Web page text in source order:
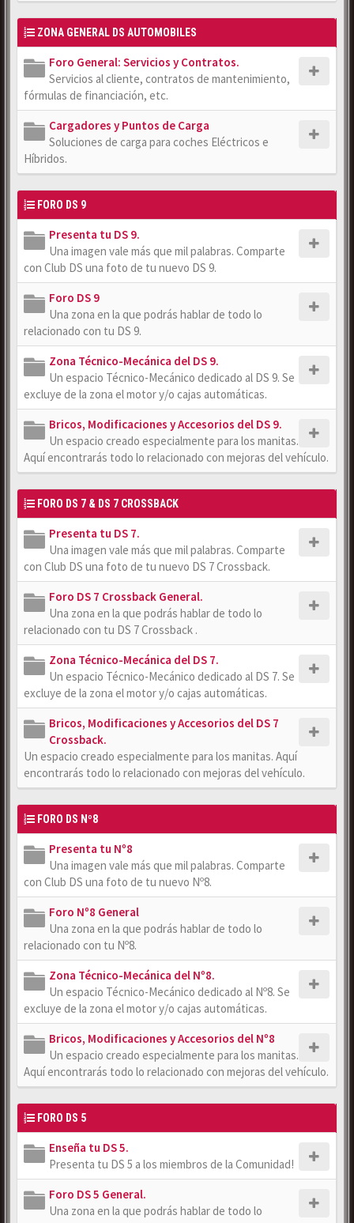
ZONA GENERAL DS AUTOMOBILES
Foro General: Servicios y Contratos.
Servicios al cliente, contratos de mantenimiento,
fórmulas de financiación, etc.
Cargadores y Puntos de Carga
Soluciones de carga para coches Eléctricos e
Híbridos.
FORO DS 9
Presenta tu DS 9.
Una imagen vale más que mil palabras. Comparte
con Club DS una foto de tu nuevo DS 9.
Foro DS 9
Una zona en la que podrás hablar de todo lo
relacionado con tu DS 9.
Zona Técnico-Mecánica del DS 9.
Un espacio Técnico-Mecánico dedicado al DS 9. Se
excluye de la zona el motor y/o cajas automáticas.
Bricos, Modificaciones y Accesorios del DS 9.
Un espacio creado especialmente para los manitas.
Aquí encontrarás todo lo relacionado con mejoras del vehículo.
FORO DS 7 & DS 7 CROSSBACK
Presenta tu DS 7.
Una imagen vale más que mil palabras. Comparte
con Club DS una foto de tu nuevo DS 7 Crossback.
Foro DS 7 Crossback General.
Una zona en la que podrás hablar de todo lo
relacionado con tu DS 7 Crossback .
Zona Técnico-Mecánica del DS 7.
Un espacio Técnico-Mecánico dedicado al DS 7. Se
excluye de la zona el motor y/o cajas automáticas.
Bricos, Modificaciones y Accesorios del DS 7
Crossback.
Un espacio creado especialmente para los manitas. Aquí
encontrarás todo lo relacionado con mejoras del vehículo.
FORO DS Nº8
Presenta tu Nº8
Una imagen vale más que mil palabras. Comparte
con Club DS una foto de tu nuevo Nº8.
Foro Nº8 General
Una zona en la que podrás hablar de todo lo
relacionado con tu Nº8.
Zona Técnico-Mecánica del Nº8.
Un espacio Técnico-Mecánico dedicado al Nº8. Se
excluye de la zona el motor y/o cajas automáticas.
Bricos, Modificaciones y Accesorios del Nº8
Un espacio creado especialmente para los manitas.
Aquí encontrarás todo lo relacionado con mejoras del vehículo.
FORO DS 5
Enseña tu DS 5.
Presenta tu DS 5 a los miembros de la Comunidad!
Foro DS 5 General.
Una zona en la que podrás hablar de todo lo